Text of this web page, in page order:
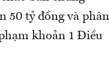
50 tỷ đồng và phân
khoản 1 Điều